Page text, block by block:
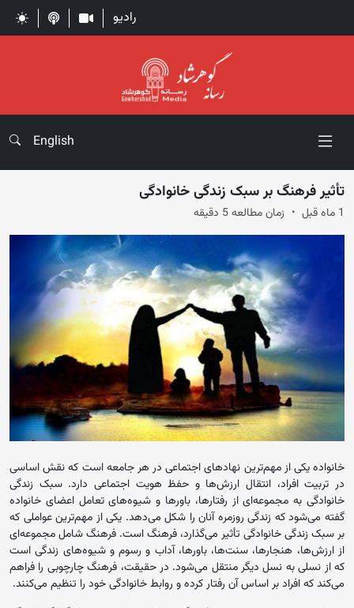
رادیو
English
تأثیر فرهنگ بر سبک زندگی خانوادگی
1 ماه قبل زمان مطالعه 5 دقیقه
خانواده یکی از مهم‌ترین نهادهای اجتماعی در هر جامعه است که نقش اساسی
در تربیت افراد، انتقال ارزش‌ها و حفظ هویت اجتماعی دارد. سبک زندگی
خانوادگی به مجموعه‌ای از رفتارها، باورها و شیوه‌های تعامل اعضای خانواده
گفته می‌شود که زندگی روزمره آنان را شکل می‌دهد. یکی از مهم‌ترین عواملی که
بر سبک زندگی خانوادگی تأثیر می‌گذارد، فرهنگ است. فرهنگ شامل مجموعه‌ای
از ارزش‌ها، هنجارها، سنت‌ها، باورها، آداب و رسوم و شیوه‌های زندگی است
که از نسلی به نسل دیگر منتقل می‌شود. در حقیقت، فرهنگ چارچوبی را فراهم
می‌کند که افراد بر اساس آن رفتار کرده و روابط خانوادگی خود را تنظیم می‌کنند.